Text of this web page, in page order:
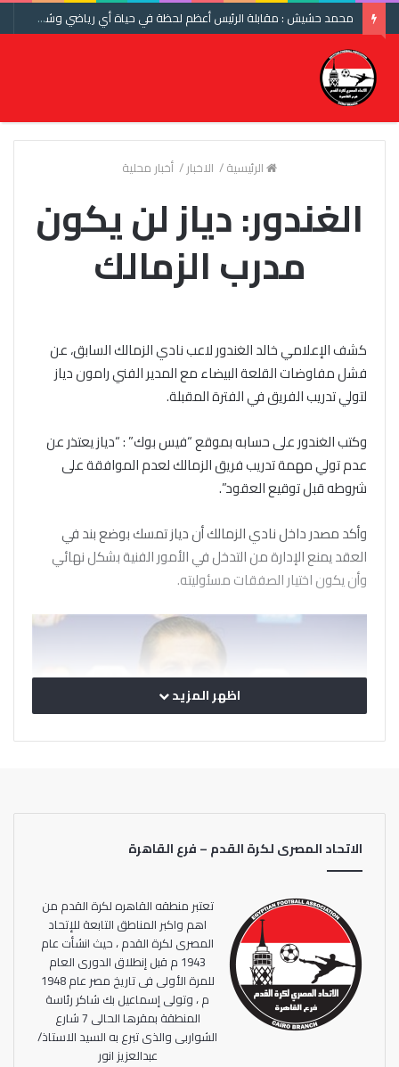
محمد حشيش : مقابلة الرئيس أعظم لحظة في حياة أي رياضي وشكرا اتحاد الكرة ومنتخب مصر
الرئيسية/ الاخبار/ أخبار محلية
الغندور: دياز لن يكون
مدرب الزمالك
كشف الإعلامي خالد الغندور لاعب نادي الزمالك السابق، عن
فشل مفاوضات القلعة البيضاء مع المدير الفني رامون دياز
لتولي تدريب الفريق في الفترة المقبلة.
وكتب الغندور على حسابه بموقع “فيس بوك” : “دياز يعتذر عن
عدم تولي مهمة تدريب فريق الزمالك لعدم الموافقة على
شروطه قبل توقيع العقود”.
وأكد مصدر داخل نادي الزمالك أن دياز تمسك بوضع بند في
العقد يمنع الإدارة من التدخل في الأمور الفنية بشكل نهائي
وأن يكون اختيار الصفقات مسئوليته.
اظهر المزيد
الاتحاد المصرى لكرة القدم – فرع القاهرة
تعتبر منطقه القاهره لكرة القدم من
اهم واكبر المناطق التابعة للإتحاد
المصرى لكرة القدم ، حيث انشأت عام
1943 م قبل إنطلاق الدورى العام
للمرة الأولى فى تاريخ مصر عام 1948
م ، وتولى إسماعيل بك شاكر رئاسة
المنطقة بمقرها الحالى 7 شارع
الشواربى والذى تبرع به السيد الاستاذ/
عبدالعزيز انور